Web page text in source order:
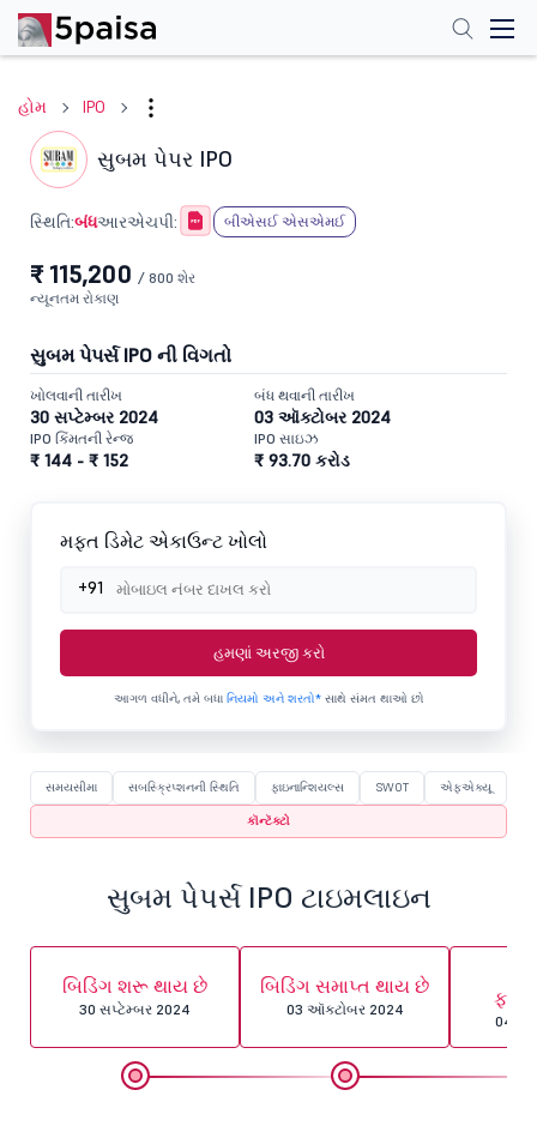
હોમ IPO
સુબમ પેપર IPO
સ્થિતિ:બંધઆરએચપી: બીએસઈ એસએમઈ
₹ 115,200 / 800 શેર
ન્યૂનતમ રોકાણ
સુબમ પેપર્સ IPO ની વિગતો
ખોલવાની તારીખ
30 સપ્ટેમ્બર 2024
બંધ થવાની તારીખ
03 ઑક્ટોબર 2024
IPO કિંમતની રેન્જ
₹ 144 - ₹ 152
IPO સાઇઝ
₹ 93.70 કરોડ
મફત ડિમેટ એકાઉન્ટ ખોલો
+91
હમણાં અરજી કરો
આગળ વધીને, તમે બધા નિયમો અને શરતો*સાથે સંમત થાઓ છો
સમયસીમા સબસ્ક્રિપ્શનની સ્થિતિ ફાઇનાન્શિયલ્સ SWOT એફએક્યૂ
કૉન્ટૅક્ટો
સુબમ પેપર્સ IPO ટાઇમલાઇન
બિડિંગ શરૂ થાય છે
30 સપ્ટેમ્બર 2024
બિડિંગ સમાપ્ત થાય છે
03 ઑક્ટોબર 2024
04